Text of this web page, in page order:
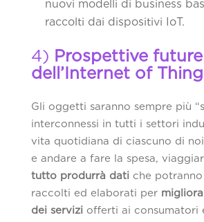
nuovi modelli di business
raccolti dai dispositivi IoT.
4) Prospettive future
dell’Internet of
Gli oggetti saranno sempre più
interconnessi in tutti i settori
vita quotidiana di ciascuno di
e andare a fare la spesa,
tutto produrrà datiche potranno
raccolti ed elaborati per
dei serviziofferti ai consumatori